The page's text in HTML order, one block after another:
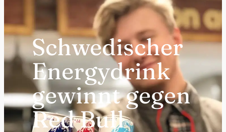
Schwedischer
Energydrink
gewinnt gegen
Red Bull